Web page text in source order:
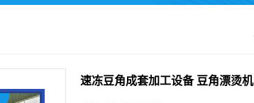
速冻豆角成套加工设备 豆角漂烫机